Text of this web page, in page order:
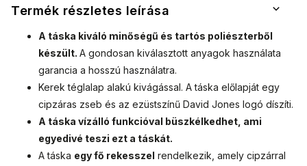
Termék részletes leírása
A táska kiváló minőségű és tartós poliészterből
készült. A gondosan kiválasztott anyagok használata
garancia a hosszú használatra.
Kerek téglalap alakú kivágással. A táska előlapját egy
cipzáras zseb és az ezüstszínű David Jones logó díszíti.
A táska vízálló funkcióval büszkélkedhet, ami
egyedivé teszi ezt a táskát.
A táska egy fő rekesszel rendelkezik, amely cipzárral